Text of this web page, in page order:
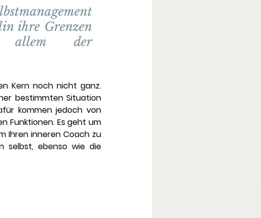
ihre Grenzen
allem der
Kern noch nicht ganz.
bestimmten Situation
kommen jedoch von
Funktionen. Es geht um
Ihren inneren Coach zu
selbst, ebenso wie die